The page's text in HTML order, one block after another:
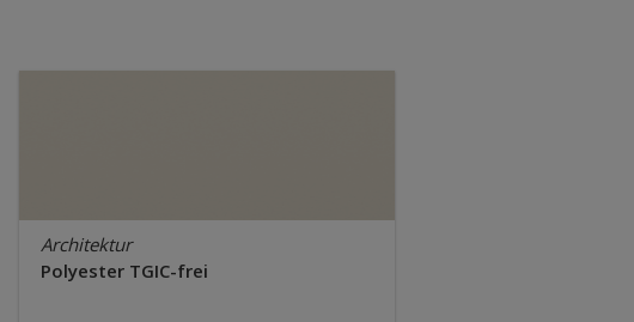
Architektur
Polyester TGIC-frei